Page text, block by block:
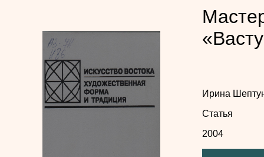
Ирина
Статья
2004